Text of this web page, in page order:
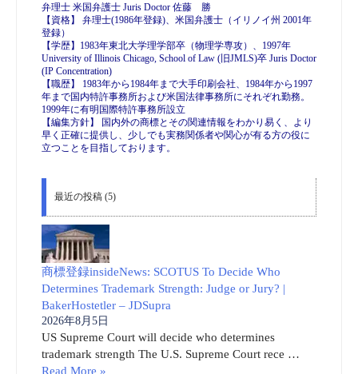
弁理士 米国弁護士 Juris Doctor 佐藤 勝
【資格】 弁理士(1986年登録)、米国弁護士（イリノイ州 2001年
登録）
【学歴】1983年東北大学理学部卒（物理学専攻）、1997年
University of Illinois Chicago, School of Law (旧JMLS)卒 Juris Doctor
(IP Concentration)
【職歴】 1983年から1984年まで大手印刷会社、1984年から1997
年まで国内特許事務所および米国法律事務所にそれぞれ勤務。
1999年に有明国際特許事務所設立
【編集方針】 国内外の商標とその関連情報をわかり易く、より
早く正確に提供し、少しでも実務関係者や関心が有る方の役に
立つことを目指しております。
最近の投稿 (5)
商標登録insideNews: SCOTUS To Decide Who
Determines Trademark Strength: Judge or Jury? |
BakerHostetler – JDSupra
2026年8月5日
US Supreme Court will decide who determines
trademark strength The U.S. Supreme Court rece …
Read More »